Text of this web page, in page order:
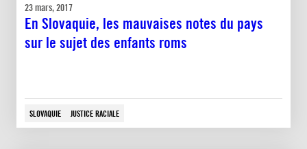
23 mars, 2017
En Slovaquie, les mauvaises notes du pays
sur le sujet des enfants roms
SLOVAQUIE JUSTICE RACIALE